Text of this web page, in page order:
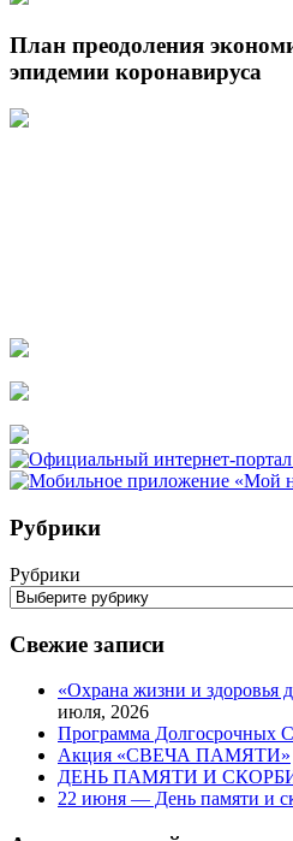
План преодоления
эпидемии коронавируса
Рубрики
Рубрики
Свежие записи
«Охрана жизни и здоровья
июля, 2026
Программа Долгосрочных
Акция «СВЕЧА ПАМЯТИ»
ДЕНЬ ПАМЯТИ И
22 июня — День памяти и